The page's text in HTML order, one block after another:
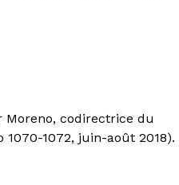
Moreno, codirectrice du
1072, juin-août 2018).